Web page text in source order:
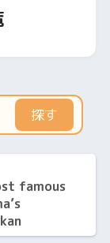
探す
famous